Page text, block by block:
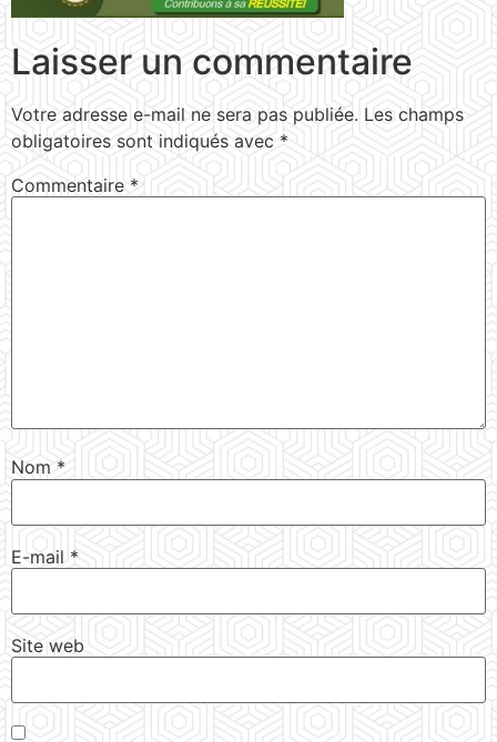
Laisser un commentaire
Votre adresse e-mail ne sera pas publiée. Les champs
obligatoires sont indiqués avec *
Commentaire *
Nom*
E-mail *
Site web